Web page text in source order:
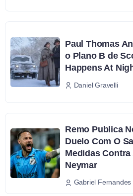
Paul Thomas
o Plano B de
Happens At
Daniel Gravelli
Remo Publica
Duelo Com O
Medidas
Neymar
Gabriel Fernandes